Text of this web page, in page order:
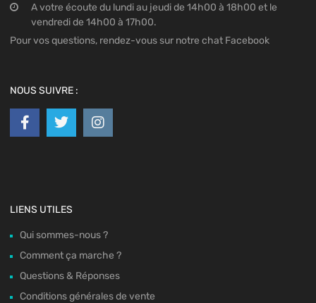
A votre écoute du lundi au jeudi de 14h00 à 18h00 et le
vendredi de 14h00 à 17h00.
Pour vos questions, rendez-vous sur notre chat Facebook
NOUS SUIVRE :
LIENS UTILES
Qui sommes-nous ?
Comment ça marche ?
Questions & Réponses
Conditions générales de vente